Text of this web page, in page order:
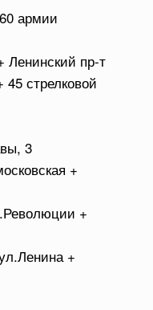
армии
Ленинский пр-т
45 стрелковой
3
+
+
+